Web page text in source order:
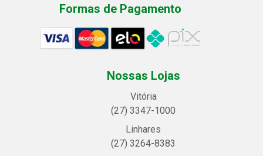
Formas de Pagamento
Nossas Lojas
Vitória
(27) 3347-1000
Linhares
(27) 3264-8383